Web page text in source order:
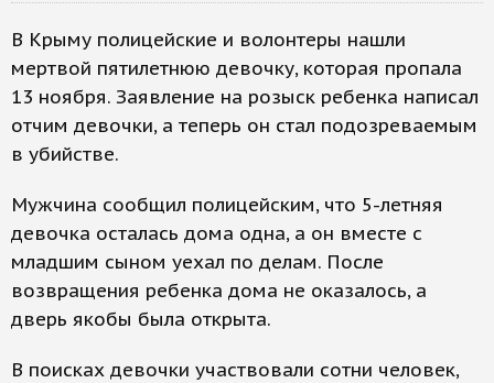
В Крыму полицейские и волонтеры нашли
мертвой пятилетнюю девочку, которая пропала
13 ноября. Заявление на розыск ребенка написал
отчим девочки, а теперь он стал подозреваемым
в убийстве.
Мужчина сообщил полицейским, что 5-летняя
девочка осталась дома одна, а он вместе с
младшим сыном уехал по делам. После
возвращения ребенка дома не оказалось, а
дверь якобы была открыта.
В поисках девочки участвовали сотни человек,